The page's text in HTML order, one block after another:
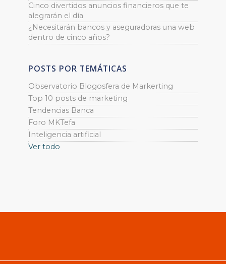
Cinco divertidos anuncios financieros que te
alegrarán el día
¿Necesitarán bancos y aseguradoras una web
dentro de cinco años?
POSTS POR TEMÁTICAS
Observatorio Blogosfera de Markerting
Top 10 posts de marketing
Tendencias Banca
Foro MKTefa
Inteligencia artificial
Ver todo